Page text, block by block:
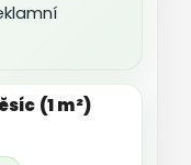
(1 m²)